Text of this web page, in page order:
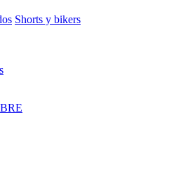
Shorts y bikers